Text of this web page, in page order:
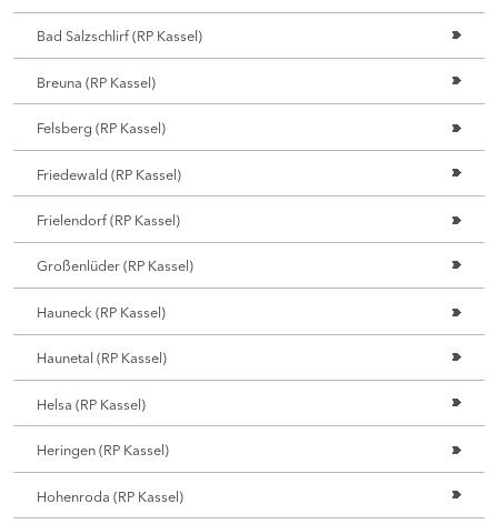
Bad Salzschlirf (RP Kassel)
Breuna (RP Kassel)
Felsberg (RP Kassel)
Friedewald (RP Kassel)
Frielendorf (RP Kassel)
Großenlüder (RP Kassel)
Hauneck (RP Kassel)
Haunetal (RP Kassel)
Helsa (RP Kassel)
Heringen (RP Kassel)
Hohenroda (RP Kassel)